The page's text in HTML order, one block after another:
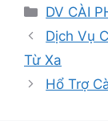
Danh
mục
DV CÀI
Dịch Vụ
Từ Xa
Hổ Trợ